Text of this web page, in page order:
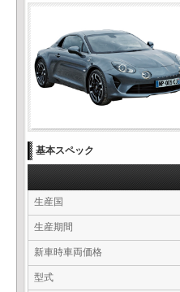
基本スペック
生産国
生産期間
新車時車両価格
型式